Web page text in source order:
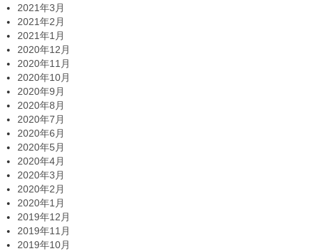
2021年3月
2021年2月
2021年1月
2020年12月
2020年11月
2020年10月
2020年9月
2020年8月
2020年7月
2020年6月
2020年5月
2020年4月
2020年3月
2020年2月
2020年1月
2019年12月
2019年11月
2019年10月